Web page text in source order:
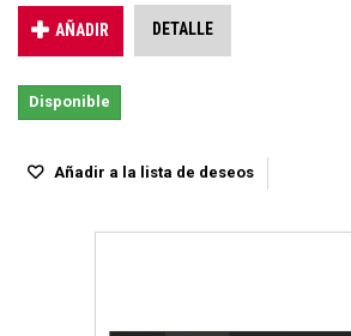
AÑADIR DETALLE
Disponible
Añadir a la lista de deseos